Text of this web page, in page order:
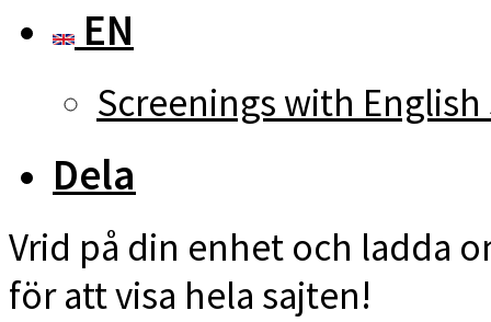
EN
Screenings with
Dela
Vrid på din enhet och ladda
för att visa hela sajten!